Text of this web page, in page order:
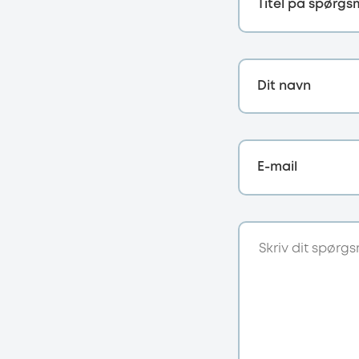
Titel på
Dit navn
E-mail